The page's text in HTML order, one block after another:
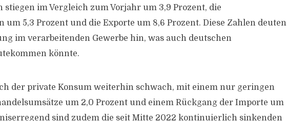
stiegen im Vergleich zum Vorjahr um 3,9 Prozent, die
5,3 Prozent und die Exporte um 8,6 Prozent. Diese Zahlen deuten
im verarbeitenden Gewerbe hin, was auch deutschen
könnte.
der private Konsum weiterhin schwach, mit einem nur geringen
um 2,0 Prozent und einem Rückgang der Importe um
sind zudem die seit Mitte 2022 kontinuierlich sinkenden